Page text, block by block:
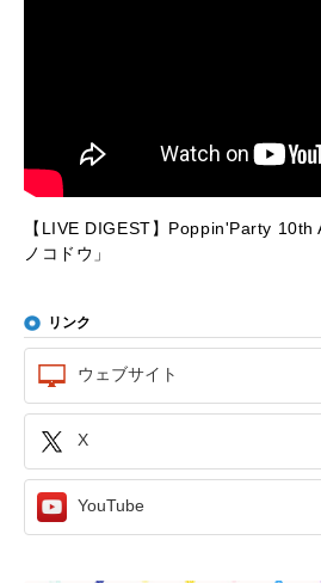
【LIVE DIGEST】Poppin'Party
ノコドウ」
リンク
ウェブサイト
X
YouTube